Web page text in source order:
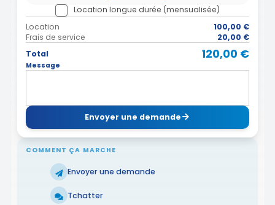
Location longue durée (mensualisée)
Location
100,00 €
Frais de service
20,00 €
Total
120,00 €
Message
Envoyer une demande
COMMENT ÇA MARCHE
Envoyer une demande
Tchatter